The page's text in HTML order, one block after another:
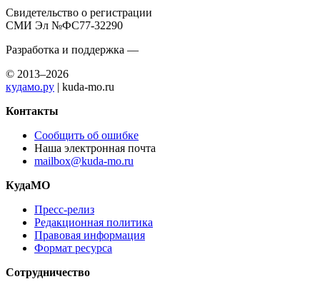
Свидетельство о регистрации
СМИ Эл №ФС77-32290
Разработка и поддержка —
© 2013–2026
кудамо.ру | kuda-mo.ru
Контакты
Сообщить об ошибке
Наша электронная почта
mailbox@kuda-mo.ru
КудаМО
Пресс-релиз
Редакционная политика
Правовая информация
Формат ресурса
Сотрудничество